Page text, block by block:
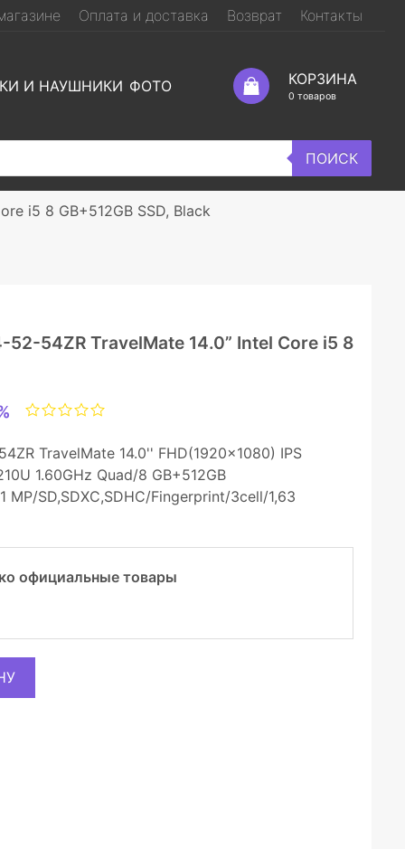
Оплата и доставка Возврат Контакты
И НАУШНИКИ ФОТО КОРЗИНА
0 товаров
ПОИСК
i5 8 GB+512GB SSD, Black
52-54ZR TravelMate 14.0” Intel Core i5 8
TravelMate 14.0'' FHD(1920x1080) IPS
1.60GHz Quad/8 GB+512GB
MP/SD,SDXC,SDHC/Fingerprint/3cell/1,63
официальные товары